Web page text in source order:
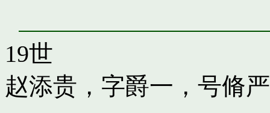
19世
赵添贵，字爵一，号脩严